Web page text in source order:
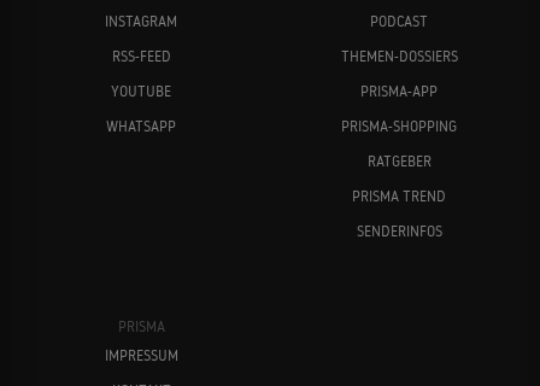
INSTAGRAM
RSS-FEED
YOUTUBE
WHATSAPP
PODCAST
THEMEN-DOSSIERS
PRISMA-APP
PRISMA-SHOPPING
RATGEBER
PRISMA TREND
SENDERINFOS
PRISMA
IMPRESSUM